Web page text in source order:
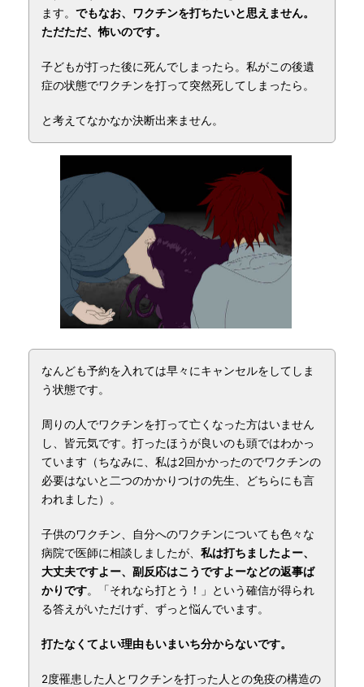
ます。 でもなお、ワクチンを打ちたいと思えません。
ただただ、怖いのです。
子どもが打った後に死んでしまったら。私がこの後遺
症の状態でワクチンを打って突然死してしまったら。
と考えてなかなか決断出来ません。
なんども予約を入れては早々にキャンセルをしてしま
う状態です。
周りの人でワクチンを打って亡くなった方はいません
し、皆元気です。打ったほうが良いのも頭ではわかっ
ています（ちなみに、私は2回かかったのでワクチンの
必要はないと二つのかかりつけの先生、どちらにも言
われました）。
子供のワクチン、自分へのワクチンについても色々な
病院で医師に相談しましたが、 私は打ちましたよー、
大丈夫ですよー、副反応はこうですよーなどの返事ば
かりです。「それなら打とう！」という確信が得られ
る答えがいただけず、ずっと悩んでいます。
打たなくてよい理由もいまいち分からないです。
2度罹患した人とワクチンを打った人との免疫の構造の